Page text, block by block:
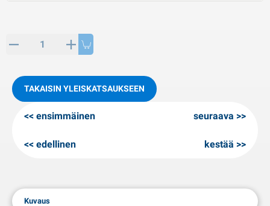
KO artikkeleita
TAKAISIN YLEISKATSAUKSEEN
ensimmäinen
edellinen
seuraava
kestää
Kuvaus